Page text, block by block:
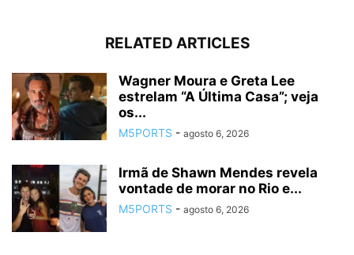
RELATED ARTICLES
Wagner Moura e Greta Lee
estrelam “A Última Casa”; veja
os...
M5PORTS - agosto 6, 2026
Irmã de Shawn Mendes revela
vontade de morar no Rio e...
M5PORTS - agosto 6, 2026